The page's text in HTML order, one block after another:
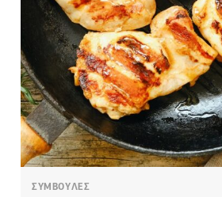
ΣΥΜΒΟΥΛΕΣ